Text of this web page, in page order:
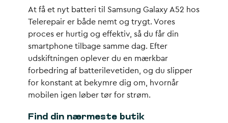
At få et nyt batteri til Samsung Galaxy A52 hos
Telerepair er både nemt og trygt. Vores
proces er hurtig og effektiv, så du får din
smartphone tilbage samme dag. Efter
udskiftningen oplever du en mærkbar
forbedring af batterilevetiden, og du slipper
for konstant at bekymre dig om, hvornår
mobilen igen løber tør for strøm.
Find din nærmeste butik